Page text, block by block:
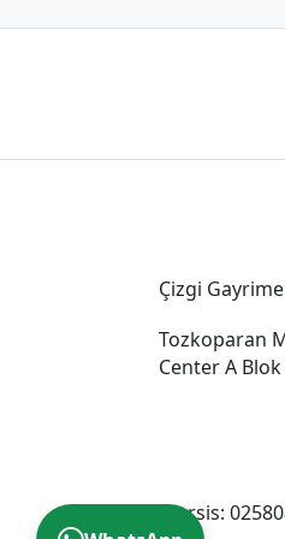
Çizgi
Tozkoparan
Center A
Mersis: